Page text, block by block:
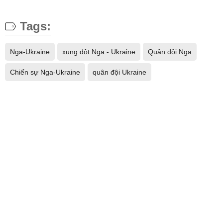
Tags:
Nga-Ukraine xung đột Nga - Ukraine Quân đội Nga
Chiến sự Nga-Ukraine quân đội Ukraine